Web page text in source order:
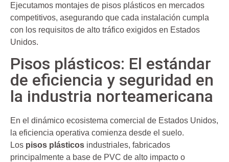
Ejecutamos montajes de pisos plásticos en mercados
competitivos, asegurando que cada instalación cumpla
con los requisitos de alto tráfico exigidos en Estados
Unidos.
Pisos plásticos: El estándar
de eficiencia y seguridad en
la industria norteamericana
En el dinámico ecosistema comercial de Estados Unidos,
la eficiencia operativa comienza desde el suelo.
Los pisos plásticos industriales, fabricados
principalmente a base de PVC de alto impacto o